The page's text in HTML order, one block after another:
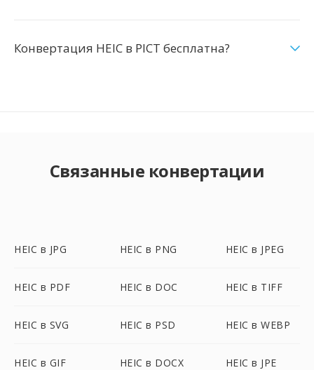
Конвертация HEIC в PICT бесплатна?
Связанные конвертации
HEIC в JPG HEIC в PNG HEIC в JPEG
HEIC в PDF HEIC в DOC HEIC в TIFF
HEIC в SVG HEIC в PSD HEIC в WEBP
HEIC в GIF HEIC в DOCX HEIC в JPE